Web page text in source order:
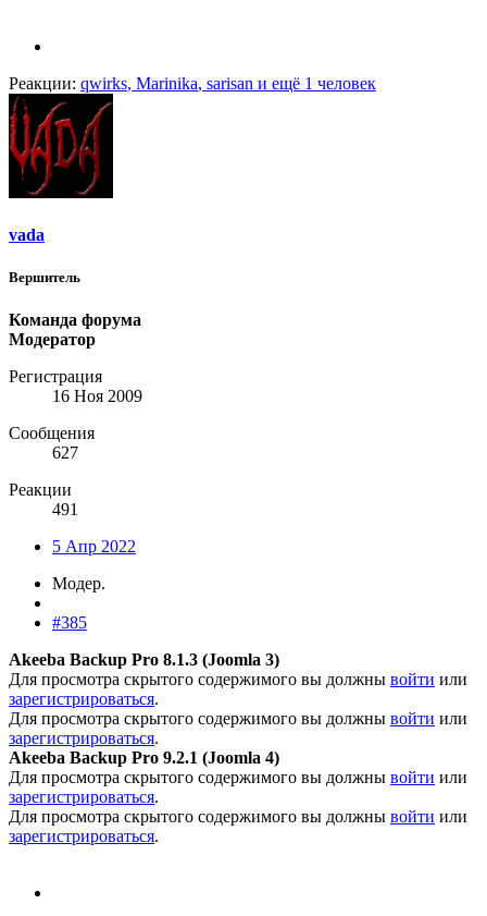
Реакции: qwirks, Marinika, sarisan и ещё 1 человек
vada
Вершитель
Команда форума
Модератор
Регистрация
16 Ноя 2009
Сообщения
627
Реакции
491
5 Апр 2022
Модер.
#385
Akeeba Backup Pro 8.1.3 (Joomla 3)
Для просмотра скрытого содержимого вы должны войти или
зарегистрироваться.
Для просмотра скрытого содержимого вы должны войти или
зарегистрироваться.
Akeeba Backup Pro 9.2.1 (Joomla 4)
Для просмотра скрытого содержимого вы должны войти или
зарегистрироваться.
Для просмотра скрытого содержимого вы должны войти или
зарегистрироваться.